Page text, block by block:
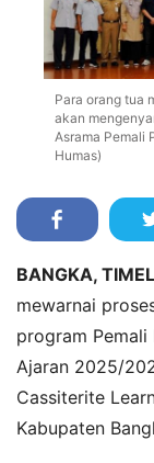
Para orang tua
akan
Asrama Pemali
Humas)
BANGKA,
mewarnai
program Pemali
Ajaran 2025/
Cassiterite
Kabupaten